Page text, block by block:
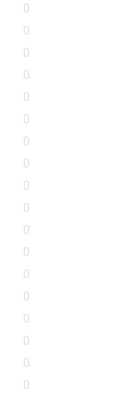
0
0
0
0
0
0
0
0
0
0
0
0
0
0
0
0
0
0